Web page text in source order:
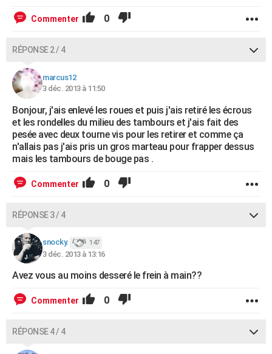
Bricolage
Lifestyle
Culture
Sport
Auto
Television
Voyage
Cinema
Commenter 0
RÉPONSE 2 / 4
marcus12
3 déc. 2013 à 11:50
Bonjour, j'ais enlevé les roues et puis j'ais retiré les écrous
et les rondelles du milieu des tambours et j'ais fait des
pesée avec deux tourne vis pour les retirer et comme ça
n'allais pas j'ais pris un gros marteau pour frapper dessus
mais les tambours de bouge pas .
Commenter 0
RÉPONSE 3 / 4
snocky. 147
3 déc. 2013 à 13:16
Avez vous au moins desseré le frein à main??
Commenter 0
RÉPONSE 4 / 4